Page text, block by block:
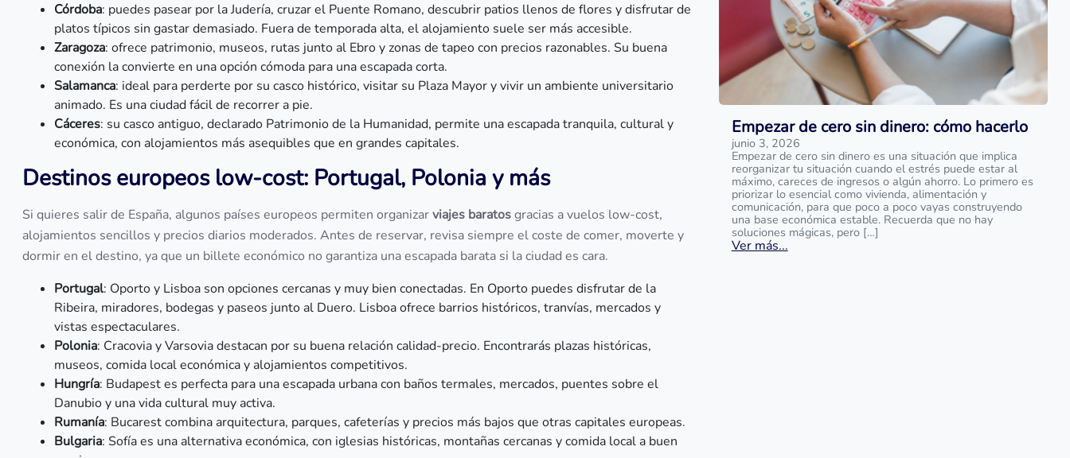
Córdoba: puedes pasear por la Judería, cruzar el Puente Romano, descubrir patios llenos de flores y disfrutar de
platos típicos sin gastar demasiado. Fuera de temporada alta, el alojamiento suele ser más accesible.
Zaragoza: ofrece patrimonio, museos, rutas junto al Ebro y zonas de tapeo con precios razonables. Su buena
conexión la convierte en una opción cómoda para una escapada corta.
Salamanca: ideal para perderte por su casco histórico, visitar su Plaza Mayor y vivir un ambiente universitario
animado. Es una ciudad fácil de recorrer a pie.
Cáceres: su casco antiguo, declarado Patrimonio de la Humanidad, permite una escapada tranquila, cultural y
económica, con alojamientos más asequibles que en grandes capitales.
Destinos europeos low-cost: Portugal, Polonia y más
Si quieres salir de España, algunos países europeos permiten organizarviajes baratosgracias a vuelos low-cost,
alojamientos sencillos y precios diarios moderados. Antes de reservar, revisa siempre el coste de comer, moverte y
dormir en el destino, ya que un billete económico no garantiza una escapada barata si la ciudad es cara.
Portugal: Oporto y Lisboa son opciones cercanas y muy bien conectadas. En Oporto puedes disfrutar de la
Ribeira, miradores, bodegas y paseos junto al Duero. Lisboa ofrece barrios históricos, tranvías, mercados y
vistas espectaculares.
Polonia: Cracovia y Varsovia destacan por su buena relación calidad-precio. Encontrarás plazas históricas,
museos, comida local económica y alojamientos competitivos.
Hungría: Budapest es perfecta para una escapada urbana con baños termales, mercados, puentes sobre el
Danubio y una vida cultural muy activa.
Rumanía: Bucarest combina arquitectura, parques, cafeterías y precios más bajos que otras capitales europeas.
Bulgaria: Sofía es una alternativa económica, con iglesias históricas, montañas cercanas y comida local a buen
Empezar de cero sin dinero: cómo hacerlo
junio 3, 2026
Empezar de cero sin dinero es una situación que implica
reorganizar tu situación cuando el estrés puede estar al
máximo, careces de ingresos o algún ahorro. Lo primero es
priorizar lo esencial como vivienda, alimentación y
comunicación, para que poco a poco vayas construyendo
una base económica estable. Recuerda que no hay
soluciones mágicas, pero […]
Ver más...